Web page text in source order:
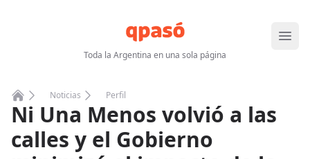
Toda la Argentina en una sola página
Abrir
Home
Noticias Perfil
Ni Una Menos volvió a las
calles y el Gobierno